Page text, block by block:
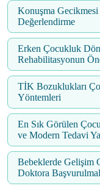
Konuşma
Değerlendirme
Erken Çocukluk
Rehabilitasyonun
TİK Bozuklukları
Yöntemleri
En Sık Görülen
ve Modern Tedavi
Bebeklerde Gelişim
Doktora